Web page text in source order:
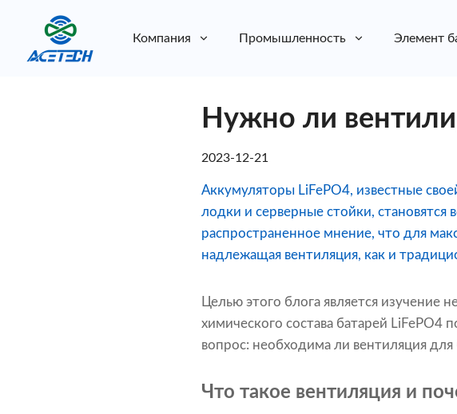
Компания Промышленность Элемент
Нужно ли
2023-12-21
Аккумуляторы LiFePO4, известные
лодки и серверные стойки,
распространенное мнение, что для
надлежащая вентиляция, как и
Целью этого блога является изучение
химического состава батарей LiFePO4
вопрос: необходима ли вентиляция для
Что такое вентиляция и